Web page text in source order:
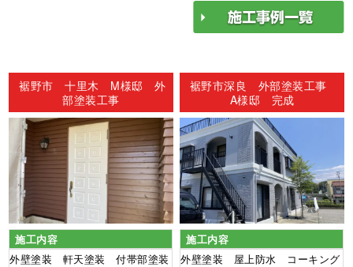
ン
裾野市 十里木 M様邸 外
部塗装工事
施工内容
外壁塗装 軒天塗装 付帯部塗装
裾野市深良 外部塗装工事
A様邸 完成
施工内容
外壁塗装 屋上防水 コーキング